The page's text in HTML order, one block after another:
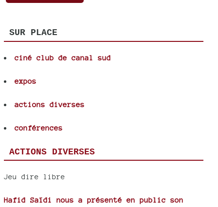
SUR PLACE
ciné club de canal sud
expos
actions diverses
conférences
ACTIONS DIVERSES
Jeu dire libre
Hafid Saïdi nous a présenté en public son